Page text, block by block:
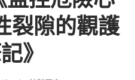
裂隙的觀護
》